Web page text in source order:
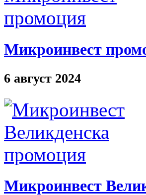
Микроинвест
6 август 2024
Микроинвест